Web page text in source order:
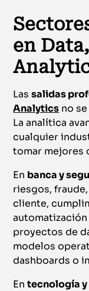
en
Lassalidas
Analytics no
La analítica
cualquier
tomar mejores
En banca y
riesgos,
cliente,
proyectos de
modelos
dashboards o
Entecnología